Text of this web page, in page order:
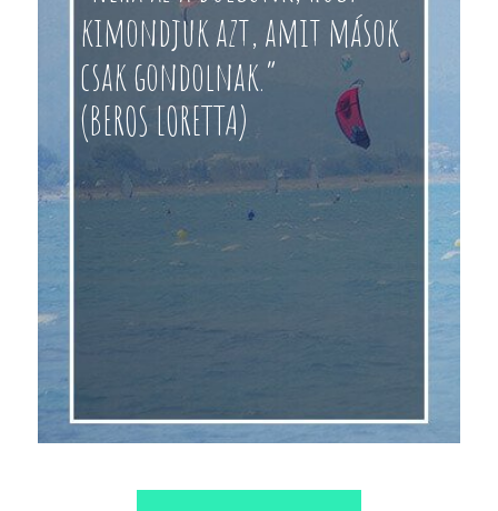
kimondjuk azt, amit mások
csak gondolnak.”
(BEROS LORETTA)